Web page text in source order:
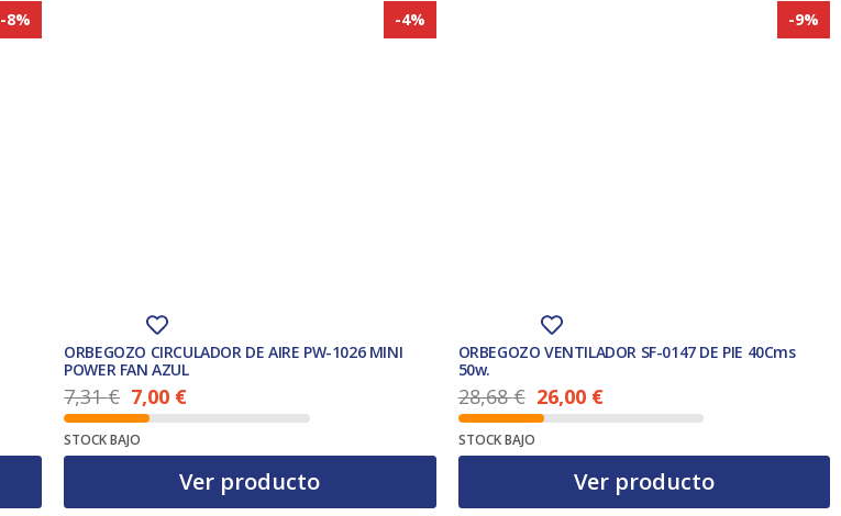
-8% -4%
ORBEGOZO CIRCULADOR DE AIRE PW-1026 MINI
POWER FAN AZUL
7,31€
El precio original era: 7,31 €.
7,00 €
El precio actual es: 7,00 €.
STOCK BAJO
Ver producto
-9%
ORBEGOZO VENTILADOR SF-0147 DE PIE 40Cms
50w.
28,68€
El precio original era: 28,68 €.
26,00 €
El precio actual es: 26,00 €.
STOCK BAJO
Ver producto